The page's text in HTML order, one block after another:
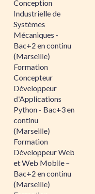
Conception
Industrielle de
Systèmes
Mécaniques -
Bac+2 en continu
(Marseille)
Formation
Concepteur
Développeur
d'Applications
Python - Bac+3 en
continu
(Marseille)
Formation
Développeur Web
et Web Mobile –
Bac+2 en continu
(Marseille)